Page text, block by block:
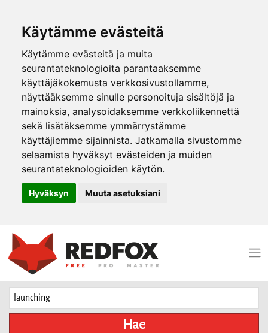
Käytämme evästeitä
Käytämme evästeitä ja muita
seurantateknologioita parantaaksemme
käyttäjäkokemusta verkkosivustollamme,
näyttääksemme sinulle personoituja sisältöjä ja
mainoksia, analysoidaksemme verkkoliikennettä
sekä lisätäksemme ymmärrystämme
käyttäjiemme sijainnista. Jatkamalla sivustomme
selaamista hyväksyt evästeiden ja muiden
seurantateknologioiden käytön.
Hyväksyn Muuta asetuksiani
Hae